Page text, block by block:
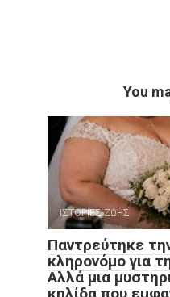
You
ΙΣΤΟΡΙΕΣ ΖΩΗΣ
Παντρεύτηκε
κληρονόμο για
Αλλά μια